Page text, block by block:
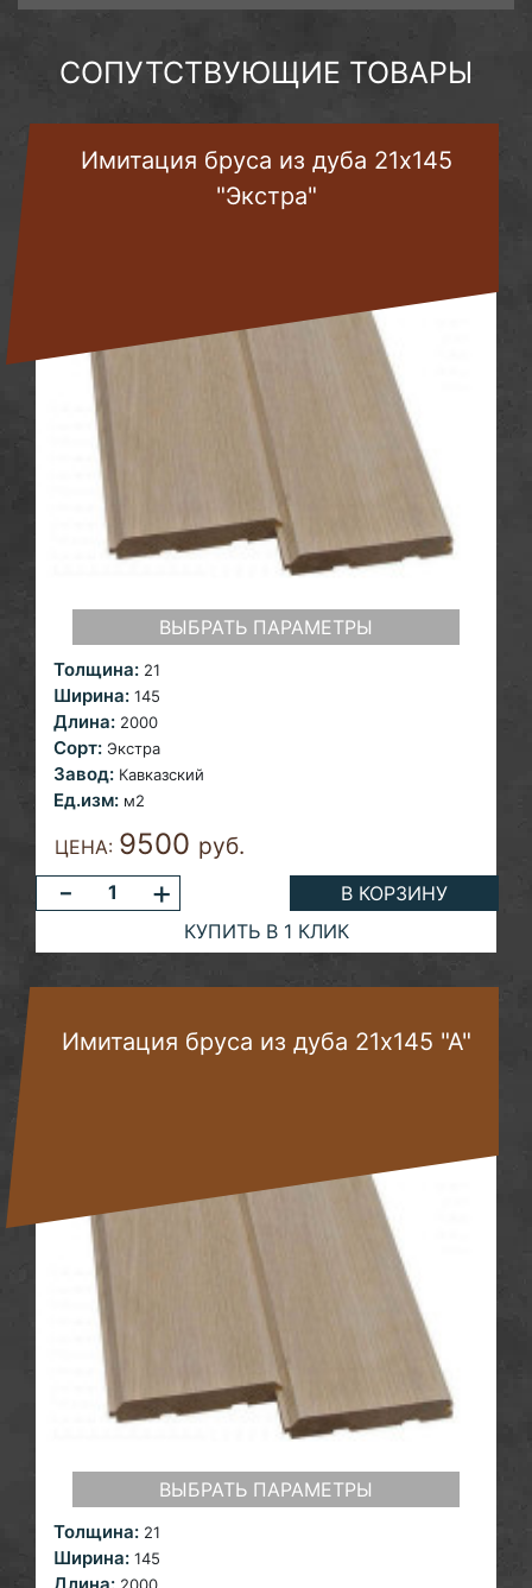
СОПУТСТВУЮЩИЕ ТОВАРЫ
Имитация бруса из дуба 21х145
"Экстра"
ВЫБРАТЬ ПАРАМЕТРЫ
Толщина: 21
Ширина: 145
Длина: 2000
Сорт: Экстра
Завод: Кавказский
Ед.изм: м2
ЦЕНА: 9500 руб.
- +
В КОРЗИНУ
КУПИТЬ В 1 КЛИК
Имитация бруса из дуба 21х145 "А"
ВЫБРАТЬ ПАРАМЕТРЫ
Толщина: 21
Ширина: 145